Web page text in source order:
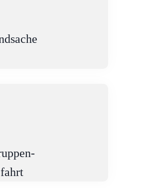
fahrt